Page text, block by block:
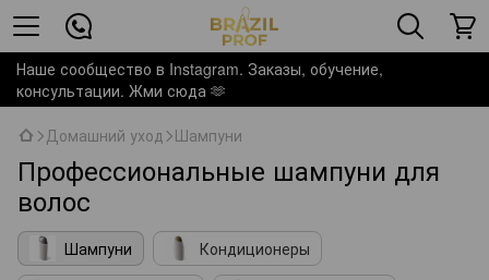
Наше сообщество в Instagram. Заказы, обучение,
консультации. Жми сюда 🫶
Домашний уход Шампуни
Профессиональные шампуни для
волос
Шампуни
Кондиционеры